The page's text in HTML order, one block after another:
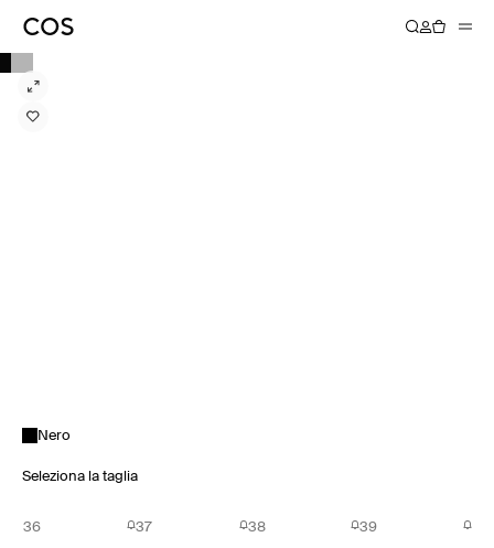
Nero
Seleziona la taglia
36 37 38 39